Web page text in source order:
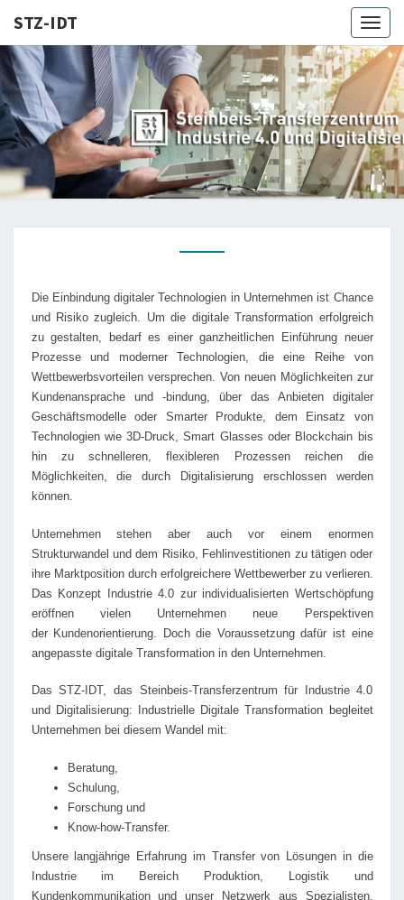
STZ-IDT
STZ-
IDT
Steinbeis-
Transferzentrum
für Industrie 4.0
und
Digitalisierung
Die Einbindung digitaler Technologien in Unternehmen ist Chance
und Risiko zugleich. Um die digitale Transformation erfolgreich
zu gestalten, bedarf es einer ganzheitlichen Einführung neuer
Prozesse und moderner Technologien, die eine Reihe von
Wettbewerbsvorteilen versprechen. Von neuen Möglichkeiten zur
Kundenansprache und -bindung, über das Anbieten digitaler
Geschäftsmodelle oder Smarter Produkte, dem Einsatz von
Technologien wie 3D-Druck, Smart Glasses oder Blockchain bis
hin zu schnelleren, flexibleren Prozessen reichen die
Möglichkeiten, die durch Digitalisierung erschlossen werden
können.
Unternehmen stehen aber auch vor einem enormen
Strukturwandel und dem Risiko, Fehlinvestitionen zu tätigen oder
ihre Marktposition durch erfolgreichere Wettbewerber zu verlieren.
Das Konzept Industrie 4.0 zur individualisierten Wertschöpfung
eröffnen vielen Unternehmen neue Perspektiven
der Kundenorientierung. Doch die Voraussetzung dafür ist eine
angepasste digitale Transformation in den Unternehmen.
Das STZ-IDT, das Steinbeis-Transferzentrum für Industrie 4.0
und Digitalisierung: Industrielle Digitale Transformation begleitet
Unternehmen bei diesem Wandel mit:
Beratung,
Schulung,
Forschung und
Know-how-Transfer.
Unsere langjährige Erfahrung im Transfer von Lösungen in die
Industrie im Bereich Produktion, Logistik und
Kundenkommunikation und unser Netzwerk aus Spezialisten,